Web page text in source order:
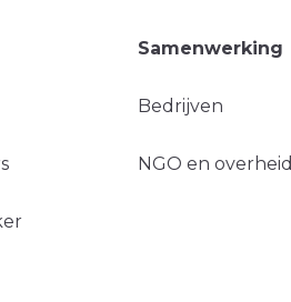
Samenwerking
Bedrijven
NGO en overheid